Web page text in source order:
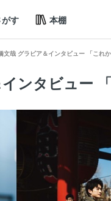
がす 本棚
文哉 グラビア＆インタビュー 「これか
ンタビュー